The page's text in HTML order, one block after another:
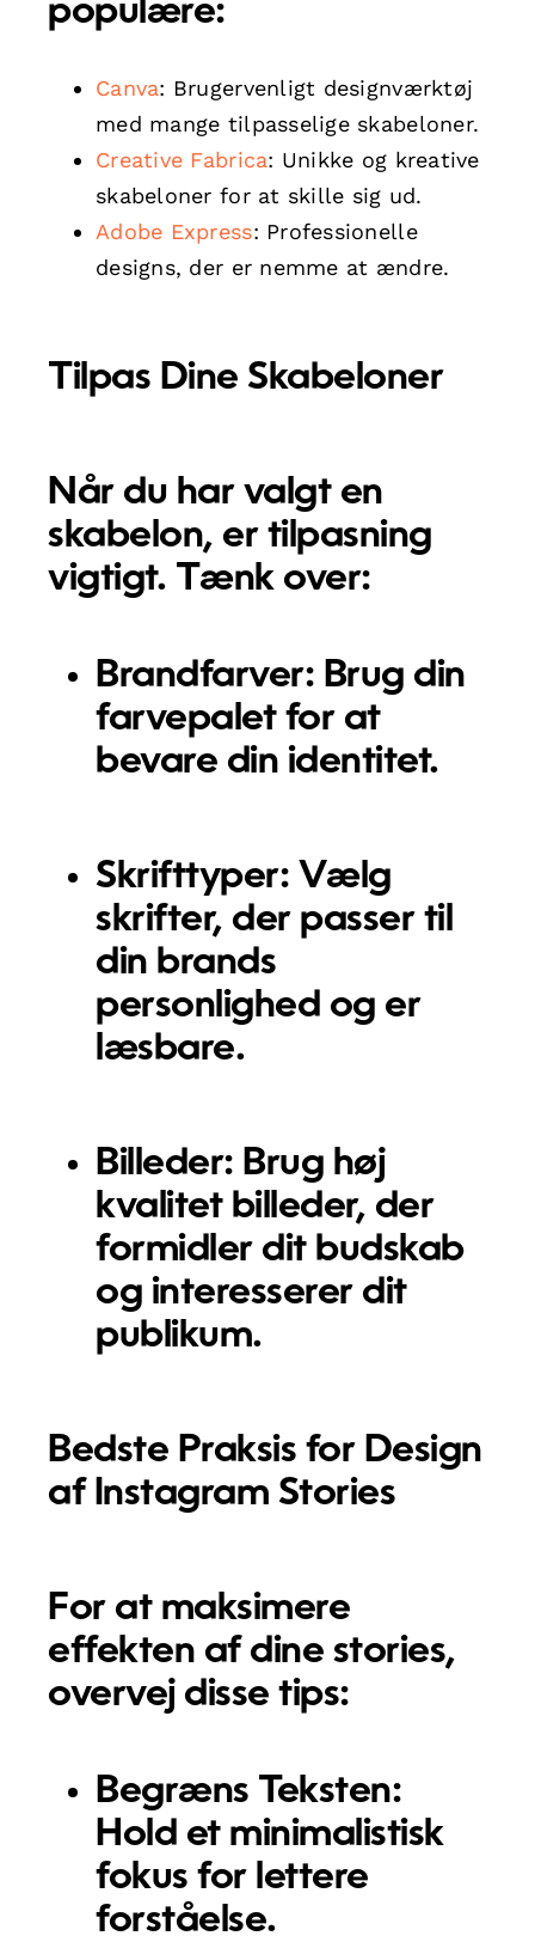
populære:
Canva: Brugervenligt designværktøj
med mange tilpasselige skabeloner.
Creative Fabrica: Unikke og kreative
skabeloner for at skille sig ud.
Adobe Express: Professionelle
designs, der er nemme at ændre.
Tilpas Dine Skabeloner
Når du har valgt en
skabelon, er tilpasning
vigtigt. Tænk over:
Brandfarver: Brug din
farvepalet for at
bevare din identitet.
Skrifttyper: Vælg
skrifter, der passer til
din brands
personlighed og er
læsbare.
Billeder: Brug høj
kvalitet billeder, der
formidler dit budskab
og interesserer dit
publikum.
Bedste Praksis for Design
af Instagram Stories
For at maksimere
effekten af dine stories,
overvej disse tips:
Begræns Teksten:
Hold et minimalistisk
fokus for lettere
forståelse.